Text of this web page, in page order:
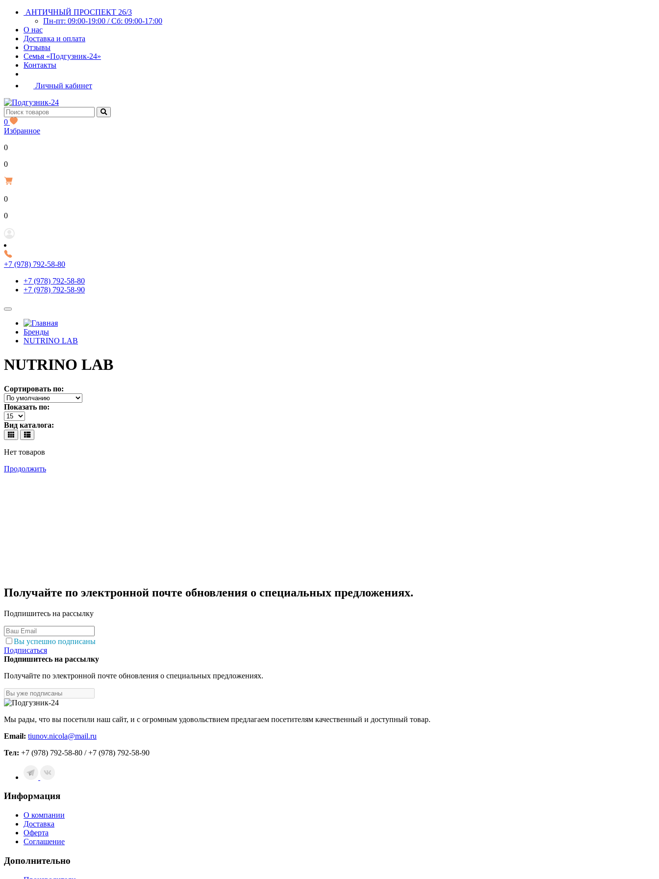
АНТИЧНЫЙ ПРОСПЕКТ 26/3
Пн-пт: 09:00-19:00 / Сб: 09:00-17:00
О нас
Доставка и оплата
Отзывы
Семья «Подгузник-24»
Контакты
Личный кабинет
0
Избранное
0
0Р
0
0Р
+7 (978) 792-58-80
+7 (978) 792-58-80
+7 (978) 792-58-90
Бренды
NUTRINO LAB
NUTRINO LAB
Сортировать по:
Показать по:
Вид каталога:
Нет товаров
Продолжить
Получайте по электронной почте обновления о специальных предложениях.
Подпишитесь на рассылку
Вы успешно подписаны
Подписаться
Подпишитесь на рассылку
Получайте по электронной почте обновления о специальных предложениях.
Мы рады, что вы посетили наш сайт, и с огромным удовольствием предлагаем посетителям качественный и доступный товар.
Email: tiunov.nicola@mail.ru
Тел: +7 (978) 792-58-80 / +7 (978) 792-58-90
Информация
О компании
Доставка
Оферта
Соглашение
Дополнительно